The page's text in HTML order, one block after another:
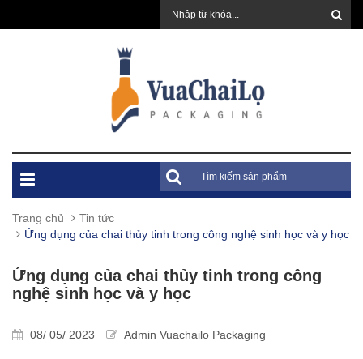
Trang chủ
Tin tức
Ứng dụng của chai thủy tinh trong công nghệ sinh học và y học
Ứng dụng của chai thủy tinh trong công
nghệ sinh học và y học
08/ 05/ 2023 Admin Vuachailo Packaging